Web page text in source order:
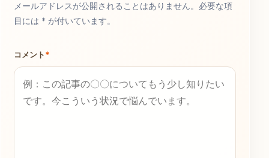
メールアドレスが公開されることはありません。必要な項
目には * が付いています。
コメント*